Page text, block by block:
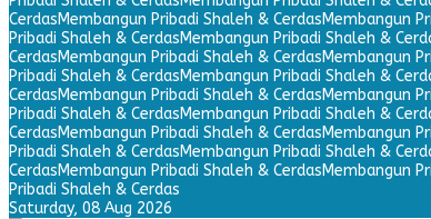
CerdasMembangun Pribadi Shaleh & CerdasMembangun
Pribadi Shaleh & CerdasMembangun Pribadi Shaleh &
CerdasMembangun Pribadi Shaleh & CerdasMembangun
Pribadi Shaleh & CerdasMembangun Pribadi Shaleh &
CerdasMembangun Pribadi Shaleh & CerdasMembangun
Pribadi Shaleh & CerdasMembangun Pribadi Shaleh &
CerdasMembangun Pribadi Shaleh & CerdasMembangun
Pribadi Shaleh & CerdasMembangun Pribadi Shaleh &
CerdasMembangun Pribadi Shaleh & CerdasMembangun
Pribadi Shaleh & Cerdas
Saturday, 08 Aug 2026